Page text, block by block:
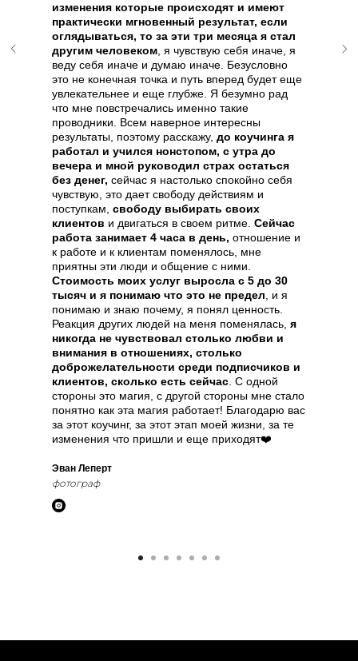
изменения которые происходят и имеют
практически мгновенный результат, если
оглядываться, то за эти три месяца я стал
другим человеком , я чувствую себя иначе, я
веду себя иначе и думаю иначе. Безусловно
это не конечная точка и путь вперед будет еще
увлекательнее и еще глубже. Я безумно рад
что мне повстречались именно такие
проводники. Всем наверное интересны
результаты, поэтому расскажу, до коучинга я
работал и учился нонстопом, с утра до
вечера и мной руководил страх остаться
без денег, сейчас я настолько спокойно себя
чувствую, это дает свободу действиям и
поступкам, свободу выбирать своих
клиентов и двигаться в своем ритме. Сейчас
работа занимает 4 часа в день, отношение и
к работе и к клиентам поменялось, мне
приятны эти люди и общение с ними.
Стоимость моих услуг выросла с 5 до 30
тысяч и я понимаю что это не предел , и я
понимаю и знаю почему, я понял ценность.
Реакция других людей на меня поменялась, я
никогда не чувствовал столько любви и
внимания в отношениях, столько
доброжелательности среди подписчиков и
клиентов, сколько есть сейчас . С одной
стороны это магия, с другой стороны мне стало
понятно как эта магия работает! Благодарю вас
за этот коучинг, за этот этап моей жизни, за те
изменения что пришли и еще приходят❤️
Эван Леперт
фотограф